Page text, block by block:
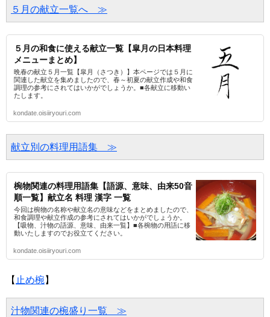
５月の献立一覧へ　≫
５月の和食に使える献立一覧【皐月の日本料理
メニューまとめ】
晩春の献立５月一覧【皐月（さつき）】本ページでは５月に
関連した献立を集めましたので、春～初夏の献立作成や和食
調理の参考にされてはいかがでしょうか。■各献立に移動い
たします。
kondate.oisiiryouri.com
献立別の料理用語集　≫
椀物関連の料理用語集【語源、意味、由来50音
順一覧】献立名 料理 漢字 一覧
今回は椀物の名称や献立名の意味などをまとめましたので、
和食調理や献立作成の参考にされてはいかがでしょうか。
【吸物、汁物の語源、意味、由来一覧】■各椀物の用語に移
動いたしますのでお役立てください。
kondate.oisiiryouri.com
【 止め椀】
汁物関連の椀盛り一覧　≫